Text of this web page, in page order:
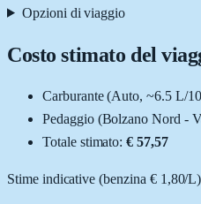
Opzioni di viaggio
Costo stimato del
Carburante (Auto, ~6.5 L/
Pedaggio (Bolzano Nord -
Totale stimato:€ 57,57
Stime indicative (benzina € 1,80/L